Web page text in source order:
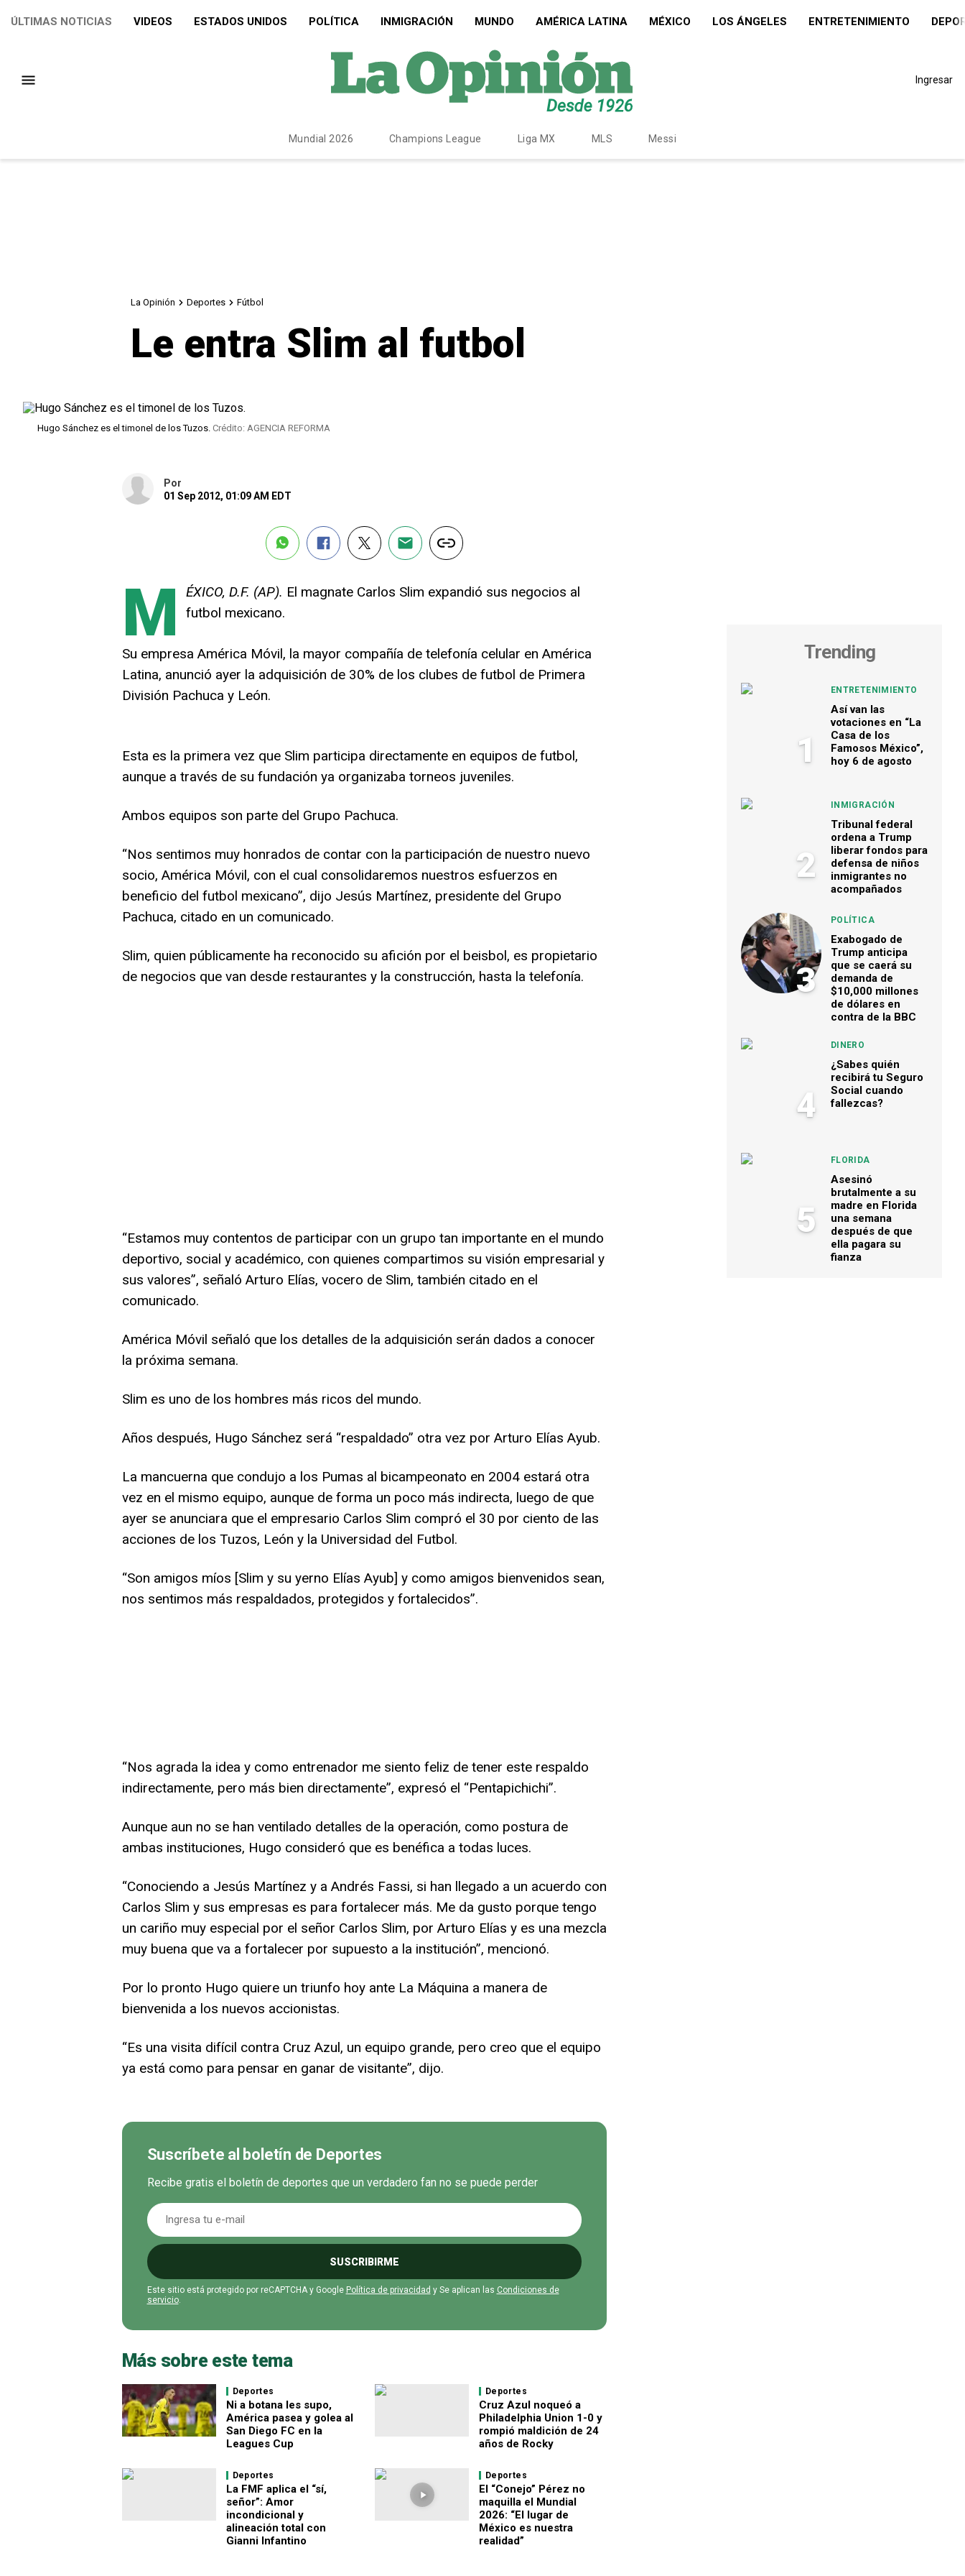
ÚLTIMAS NOTICIAS VIDEOS ESTADOS UNIDOS POLÍTICA INMIGRACIÓN MUNDO AMÉRICA LATINA MÉXICO LOS ÁNGELES ENTRETENIMIENTO
Ingresar
Mundial 2026 Champions League Liga MX MLS Messi
La Opinión Deportes Fútbol
Le entra Slim al futbol
Hugo Sánchez es el timonel de los Tuzos. Crédito: AGENCIA REFORMA
Por
01 Sep 2012, 01:09 AM EDT
M ÉXICO, D.F. (AP). El magnate Carlos Slim expandió sus negocios al
futbol mexicano.
Su empresa América Móvil, la mayor compañía de telefonía celular en América
Latina, anunció ayer la adquisición de 30% de los clubes de futbol de Primera
División Pachuca y León.
Esta es la primera vez que Slim participa directamente en equipos de futbol,
aunque a través de su fundación ya organizaba torneos juveniles.
Ambos equipos son parte del Grupo Pachuca.
“Nos sentimos muy honrados de contar con la participación de nuestro nuevo
socio, América Móvil, con el cual consolidaremos nuestros esfuerzos en
beneficio del futbol mexicano”, dijo Jesús Martínez, presidente del Grupo
Pachuca, citado en un comunicado.
Slim, quien públicamente ha reconocido su afición por el beisbol, es propietario
de negocios que van desde restaurantes y la construcción, hasta la telefonía.
“Estamos muy contentos de participar con un grupo tan importante en el mundo
deportivo, social y académico, con quienes compartimos su visión empresarial y
sus valores”, señaló Arturo Elías, vocero de Slim, también citado en el
comunicado.
América Móvil señaló que los detalles de la adquisición serán dados a conocer
la próxima semana.
Slim es uno de los hombres más ricos del mundo.
Años después, Hugo Sánchez será “respaldado” otra vez por Arturo Elías Ayub.
La mancuerna que condujo a los Pumas al bicampeonato en 2004 estará otra
vez en el mismo equipo, aunque de forma un poco más indirecta, luego de que
ayer se anunciara que el empresario Carlos Slim compró el 30 por ciento de las
acciones de los Tuzos, León y la Universidad del Futbol.
“Son amigos míos [Slim y su yerno Elías Ayub] y como amigos bienvenidos sean,
nos sentimos más respaldados, protegidos y fortalecidos”.
“Nos agrada la idea y como entrenador me siento feliz de tener este respaldo
indirectamente, pero más bien directamente”, expresó el “Pentapichichi”.
Aunque aun no se han ventilado detalles de la operación, como postura de
ambas instituciones, Hugo consideró que es benéfica a todas luces.
“Conociendo a Jesús Martínez y a Andrés Fassi, si han llegado a un acuerdo con
Carlos Slim y sus empresas es para fortalecer más. Me da gusto porque tengo
un cariño muy especial por el señor Carlos Slim, por Arturo Elías y es una mezcla
muy buena que va a fortalecer por supuesto a la institución”, mencionó.
Por lo pronto Hugo quiere un triunfo hoy ante La Máquina a manera de
bienvenida a los nuevos accionistas.
“Es una visita difícil contra Cruz Azul, un equipo grande, pero creo que el equipo
ya está como para pensar en ganar de visitante”, dijo.
Suscríbete al boletín de Deportes
Recibe gratis el boletín de deportes que un verdadero fan no se puede perder
SUSCRIBIRME
Este sitio está protegido por reCAPTCHA y Google Política de privacidad y Se aplican las Condiciones de
servicio.
Más sobre este tema
Deportes
Ni a botana les supo,
América pasea y golea al
San Diego FC en la
Leagues Cup
Deportes
Cruz Azul noqueó a
Philadelphia Union 1-0 y
rompió maldición de 24
años de Rocky
Deportes
La FMF aplica el “sí,
señor”: Amor
incondicional y
alineación total con
Gianni Infantino
Deportes
El “Conejo” Pérez no
maquilla el Mundial
2026: “El lugar de
México es nuestra
realidad”
Trending
1
ENTRETENIMIENTO
Así van las
votaciones en “La
Casa de los
Famosos México”,
hoy 6 de agosto
2
INMIGRACIÓN
Tribunal federal
ordena a Trump
liberar fondos para
defensa de niños
inmigrantes no
acompañados
3
POLÍTICA
Exabogado de
Trump anticipa
que se caerá su
demanda de
$10,000 millones
de dólares en
contra de la BBC
4
DINERO
¿Sabes quién
recibirá tu Seguro
Social cuando
fallezcas?
5
FLORIDA
Asesinó
brutalmente a su
madre en Florida
una semana
después de que
ella pagara su
fianza